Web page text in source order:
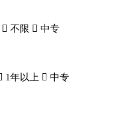
 不限  中专
1年以上  中专